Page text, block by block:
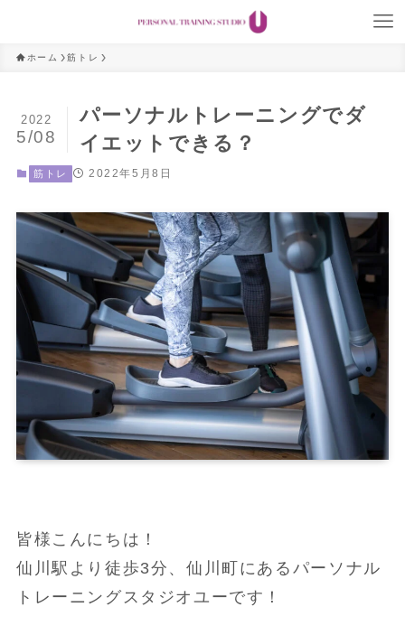
ホーム 筋トレ
パーソナルトレーニングでダ
イエットできる？
2022
5/08
筋トレ 2022年5月8日
皆様こんにちは！
仙川駅より徒歩3分、仙川町にあるパーソナル
トレーニングスタジオユーです！